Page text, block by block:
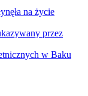
na życie
przez
w Baku